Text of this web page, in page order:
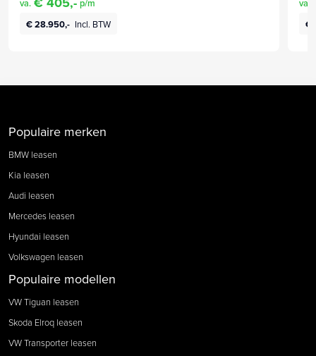
va.
p/m
€ 28.950,- Incl. BTW
va.
€
Populaire merken
BMW leasen
Kia leasen
Audi leasen
Mercedes leasen
Hyundai leasen
Volkswagen leasen
Populaire modellen
VW Tiguan leasen
Skoda Elroq leasen
VW Transporter leasen